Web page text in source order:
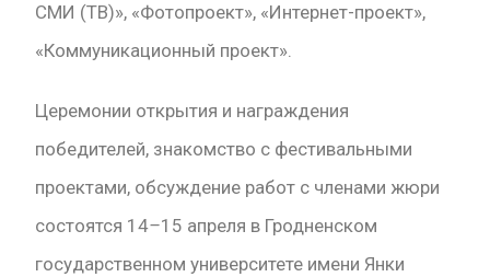
СМИ (ТВ)», «Фотопроект», «Интернет-проект»,
«Коммуникационный проект».
Церемонии открытия и награждения
победителей, знакомство с фестивальными
проектами, обсуждение работ с членами жюри
состоятся 14–15 апреля в Гродненском
государственном университете имени Янки